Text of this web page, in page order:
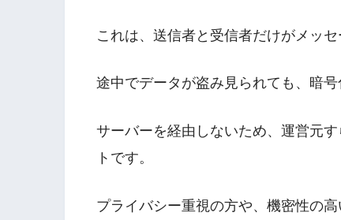
これは、送信者と受信者だけがメッ
途中でデータが盗み見られても、暗
サーバーを経由しないため、運営元
トです。
プライバシー重視の方や、機密性の